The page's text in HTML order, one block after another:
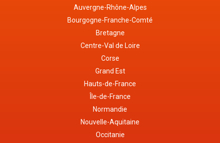
Auvergne-Rhône-Alpes
Bourgogne-Franche-Comté
Bretagne
Centre-Val de Loire
Corse
Grand Est
Hauts-de-France
Île-de-France
Normandie
Nouvelle-Aquitaine
Occitanie